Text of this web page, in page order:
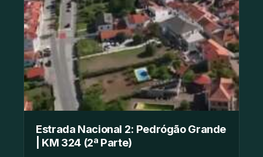
Estrada Nacional 2: Pedrógão Grande
| KM 324 (2ª Parte)